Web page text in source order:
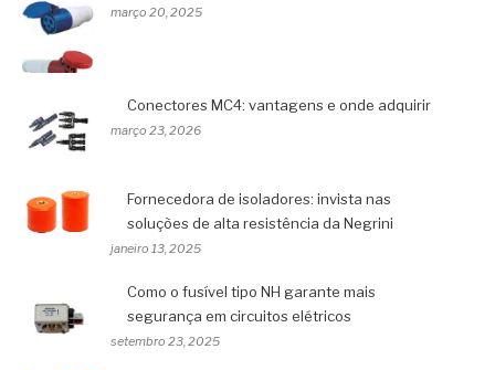
março 20, 2025
Conectores MC4: vantagens e onde adquirir
março 23, 2026
Fornecedora de isoladores: invista nas
soluções de alta resistência da Negrini
janeiro 13, 2025
Como o fusível tipo NH garante mais
segurança em circuitos elétricos
setembro 23, 2025